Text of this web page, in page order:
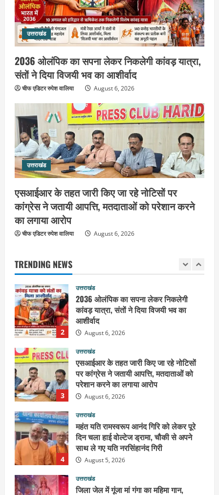
उत्तराखंड
2036 ओलंपिक का सपना लेकर निकलेगी कांवड़ यात्रा,
संतों ने दिया विजयी भव का आशीर्वाद
चीफ एडिटर रुपेश वालिया August 6, 2026
उत्तराखंड
एसआईआर के तहत जारी किए जा रहे नोटिसों पर
कांग्रेस ने जतायी आपत्ति, मतदाताओं को परेशान करने
का लगाया आरोप
चीफ एडिटर रुपेश वालिया August 6, 2026
TRENDING NEWS
3
उत्तराखंड
एसआईआर के तहत जारी किए जा रहे नोटिसों
पर कांग्रेस ने जतायी आपत्ति, मतदाताओं को
परेशान करने का लगाया आरोप
4
उत्तराखंड
महंत यति रामस्वरूप आनंद गिरि को लेकर पूरे
दिन चला हाई वोल्टेज ड्रामा, चौकी से अपने
साथ ले गए यति नरसिंहानंद गिरी
August 5, 2026
5
उत्तराखंड
जिला जेल में गूंजा मां गंगा का महिमा गान,
संगीतमय कथा से कैदियों को मिला आध्यात्मिक
संदेश
August 5, 2026
उत्तराखंड
हरिद्वार के नेताओं को कांग्रेस प्रदेश
नए चेहरे
2
2036 ओलंपिक का सपना लेकर निकलेगी
आशीर्वाद
August 6, 2026
3
उत्तराखंड
एसआईआर के तहत जारी किए जा रहे नोटिसों
परेशान करने का लगाया आरोप
August 6, 2026
4
उत्तराखंड
महंत यति रामस्वरूप आनंद गिरि को लेकर पूरे
साथ ले गए यति नरसिंहानंद गिरी
August 5, 2026
उत्तराखंड
जिला जेल में गूंजा मां गंगा का महिमा गान,
संदेश